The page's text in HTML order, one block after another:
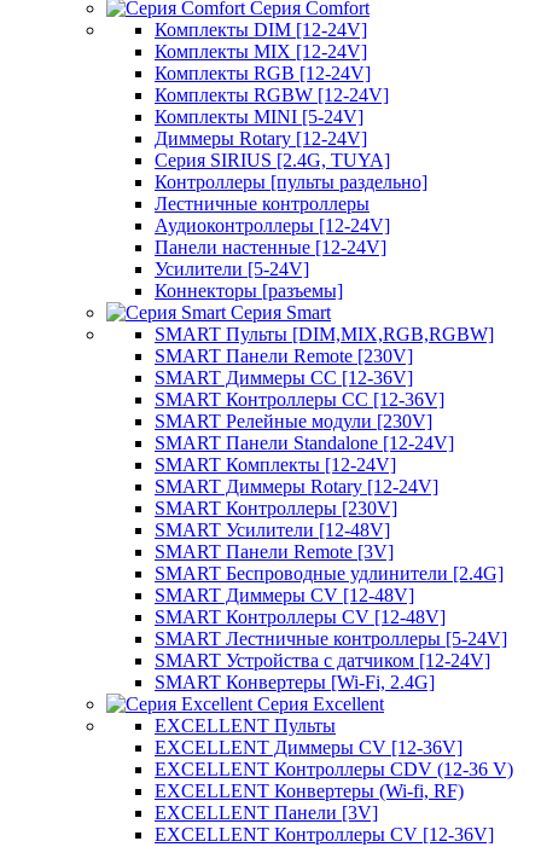
Серия Comfort
Комплекты DIM [12-24V]
Комплекты MIX [12-24V]
Комплекты RGB [12-24V]
Комплекты RGBW [12-24V]
Комплекты MINI [5-24V]
Диммеры Rotary [12-24V]
Серия SIRIUS [2.4G, TUYA]
Контроллеры [пульты раздельно]
Лестничные контроллеры
Аудиоконтроллеры [12-24V]
Панели настенные [12-24V]
Усилители [5-24V]
Коннекторы [разъемы]
Серия Smart
SMART Пульты [DIM,MIX,RGB,RGBW]
SMART Панели Remote [230V]
SMART Диммеры CC [12-36V]
SMART Контроллеры CC [12-36V]
SMART Релейные модули [230V]
SMART Панели Standalone [12-24V]
SMART Комплекты [12-24V]
SMART Диммеры Rotary [12-24V]
SMART Контроллеры [230V]
SMART Усилители [12-48V]
SMART Панели Remote [3V]
SMART Беспроводные удлинители [2.4G]
SMART Диммеры CV [12-48V]
SMART Контроллеры CV [12-48V]
SMART Лестничные контроллеры [5-24V]
SMART Устройства с датчиком [12-24V]
SMART Конвертеры [Wi-Fi, 2.4G]
Серия Excellent
EXCELLENT Пульты
EXCELLENT Диммеры CV [12-36V]
EXCELLENT Контроллеры CDV (12-36 V)
EXCELLENT Конвертеры (Wi-fi, RF)
EXCELLENT Панели [3V]
EXCELLENT Контроллеры CV [12-36V]